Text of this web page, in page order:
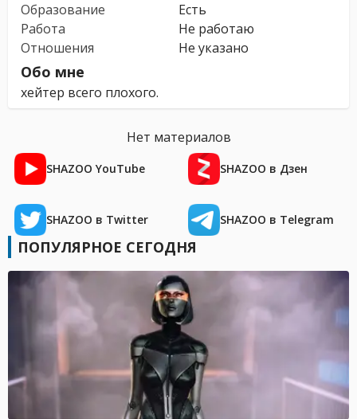
Образование
Есть
Работа
Не работаю
Отношения
Не указано
Обо мне
хейтер всего плохого.
Нет материалов
SHAZOO YouTube SHAZOO в Дзен
SHAZOO в Twitter SHAZOO в Telegram
ПОПУЛЯРНОЕ СЕГОДНЯ